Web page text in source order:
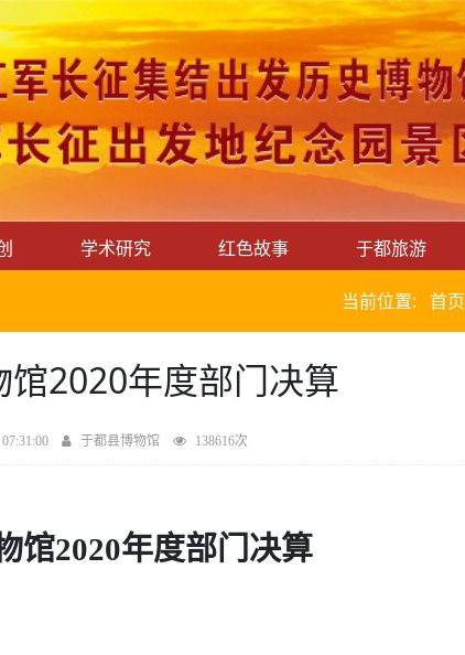
学术研究 红色故事 于都旅游
当前位置: 首页
馆2020年度部门决算
于都县博物馆 138616次
馆2020年度部门决算